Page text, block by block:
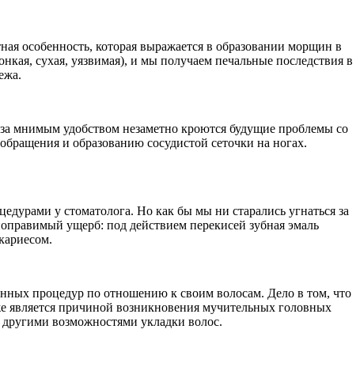
особенность, которая выражается в образовании морщин в
сухая, уязвимая), и мы получаем печальные последствия в
мнимым удобством незаметно кроются будущие проблемы со
и образованию сосудистой сеточки на ногах.
у стоматолога. Но как бы мы ни старались угнаться за
ущерб: под действием перекисей зубная эмаль
процедур по отношению к своим волосам. Дело в том, что
причиной возникновения мучительных головных
возможностями укладки волос.